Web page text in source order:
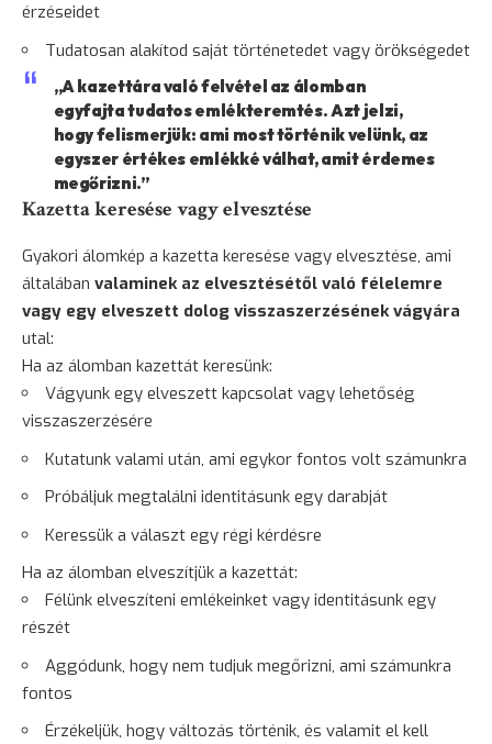
érzéseidet
Tudatosan alakítod saját történetedet vagy örökségedet
„A kazettára való felvétel az álomban
egyfajta tudatos emlékteremtés. Azt jelzi,
hogy felismerjük: ami most történik velünk, az
egyszer értékes emlékké válhat, amit érdemes
megőrizni.”
Kazetta keresése vagy elvesztése
Gyakori álomkép a kazetta keresése vagy elvesztése, ami
általában valaminek az elvesztésétől való félelemre
vagy egy elveszett dolog visszaszerzésének vágyára
utal:
Ha az álomban kazettát keresünk:
Vágyunk egy elveszett kapcsolat vagy lehetőség
visszaszerzésére
Kutatunk valami után, ami egykor fontos volt számunkra
Próbáljuk megtalálni identitásunk egy darabját
Keressük a választ egy régi kérdésre
Ha az álomban elveszítjük a kazettát:
Félünk elveszíteni emlékeinket vagy identitásunk egy
részét
Aggódunk, hogy nem tudjuk megőrizni, ami számunkra
fontos
Érzékeljük, hogy változás történik, és valamit el kell